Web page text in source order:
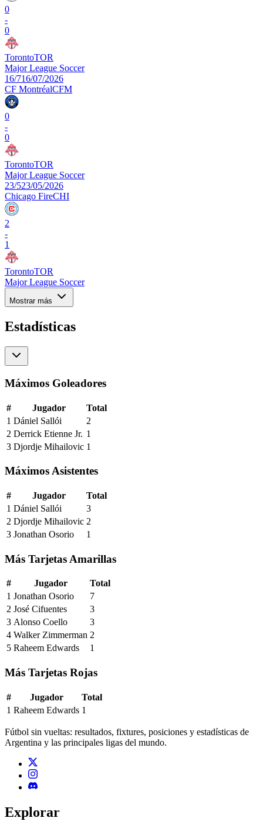
0
-
0
TorontoTOR
Major League Soccer
16/716/07/2026
CF MontréalCFM
0
-
0
TorontoTOR
Major League Soccer
23/523/05/2026
Chicago FireCHI
2
-
1
TorontoTOR
Major League Soccer
Mostrar más
Estadísticas
Máximos Goleadores
# Jugador
Total
1 Dániel Sallói
2
2 Derrick Etienne Jr. 1
3 Djordje Mihailovic 1
Máximos Asistentes
# Jugador
Total
1 Dániel Sallói
3
2 Djordje Mihailovic 2
3 Jonathan Osorio 1
Más Tarjetas Amarillas
# Jugador
Total
1 Jonathan Osorio
7
2 José Cifuentes
3
3 Alonso Coello
3
4 Walker Zimmerman 2
5 Raheem Edwards 1
Más Tarjetas Rojas
# Jugador
Total
1 Raheem Edwards 1
Fútbol sin vueltas: resultados, fixtures, posiciones y estadísticas de
Argentina y las principales ligas del mundo.
Explorar